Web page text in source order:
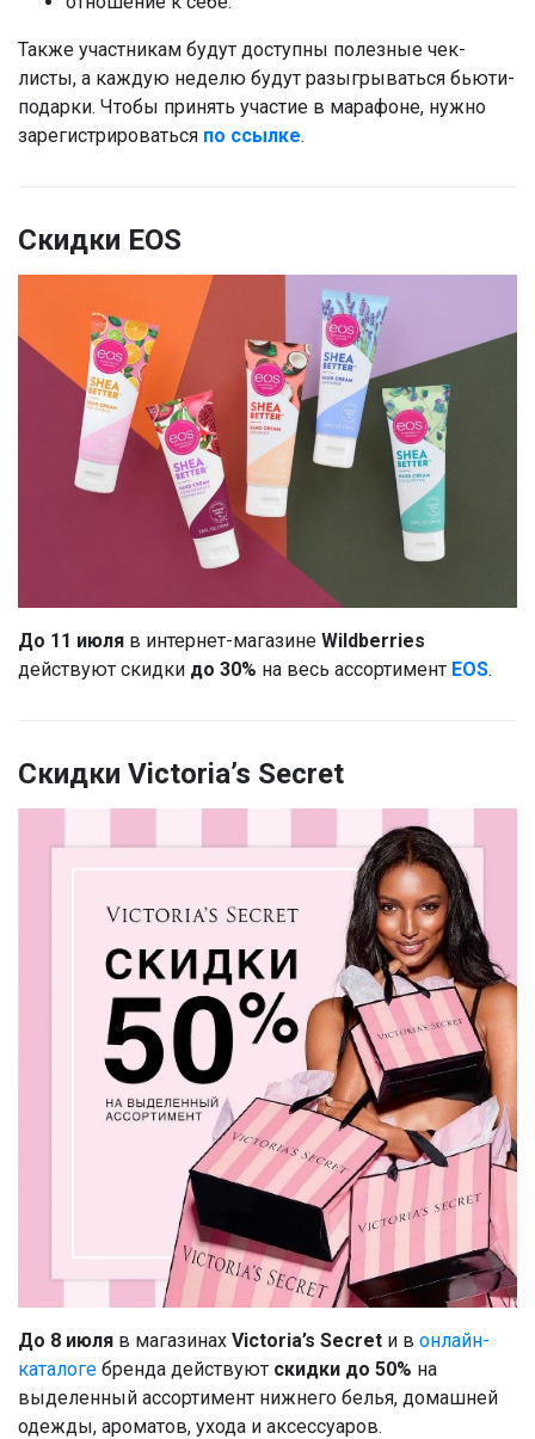
Также участникам будут доступны полезные чек-
листы, а каждую неделю будут разыгрываться бьюти-
подарки. Чтобы принять участие в марафоне, нужно
зарегистрироваться по ссылке.
Скидки EOS
До 11 июля в интернет-магазине Wildberries
действуют скидки до 30% на весь ассортимент EOS.
Скидки Victoria’s Secret
До 8 июля в магазинах Victoria’s Secret и в онлайн-
каталоге бренда действуют скидки до 50% на
выделенный ассортимент нижнего белья, домашней
одежды, ароматов, ухода и аксессуаров.